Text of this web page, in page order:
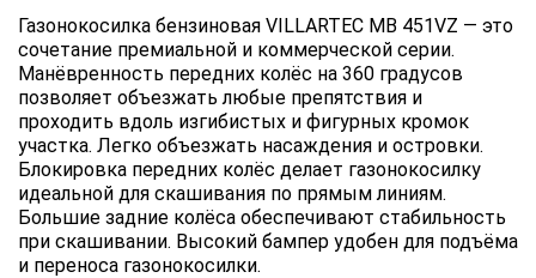
Газонокосилка бензиновая VILLARTEC MB 451VZ — это
сочетание премиальной и коммерческой серии.
Манёвренность передних колёс на 360 градусов
позволяет объезжать любые препятствия и
проходить вдоль изгибистых и фигурных кромок
участка. Легко объезжать насаждения и островки.
Блокировка передних колёс делает газонокосилку
идеальной для скашивания по прямым линиям.
Большие задние колёса обеспечивают стабильность
при скашивании. Высокий бампер удобен для подъёма
и переноса газонокосилки.